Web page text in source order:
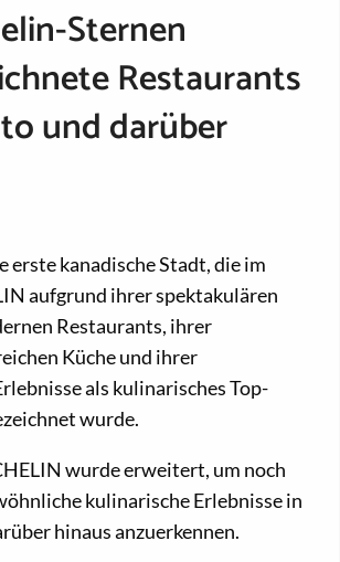
Sternen
Restaurants
und darüber
erste kanadische Stadt, die im
aufgrund ihrer spektakulären
Restaurants, ihrer
Küche und ihrer
als kulinarisches Top-
wurde.
wurde erweitert, um noch
kulinarische Erlebnisse in
hinaus anzuerkennen.